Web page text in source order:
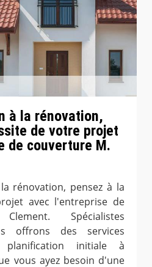
à la rénovation,
de votre projet
de couverture M.
rénovation, pensez à la
avec l'entreprise de
Spécialistes
offrons des services
initiale à
vous ayez besoin d'une